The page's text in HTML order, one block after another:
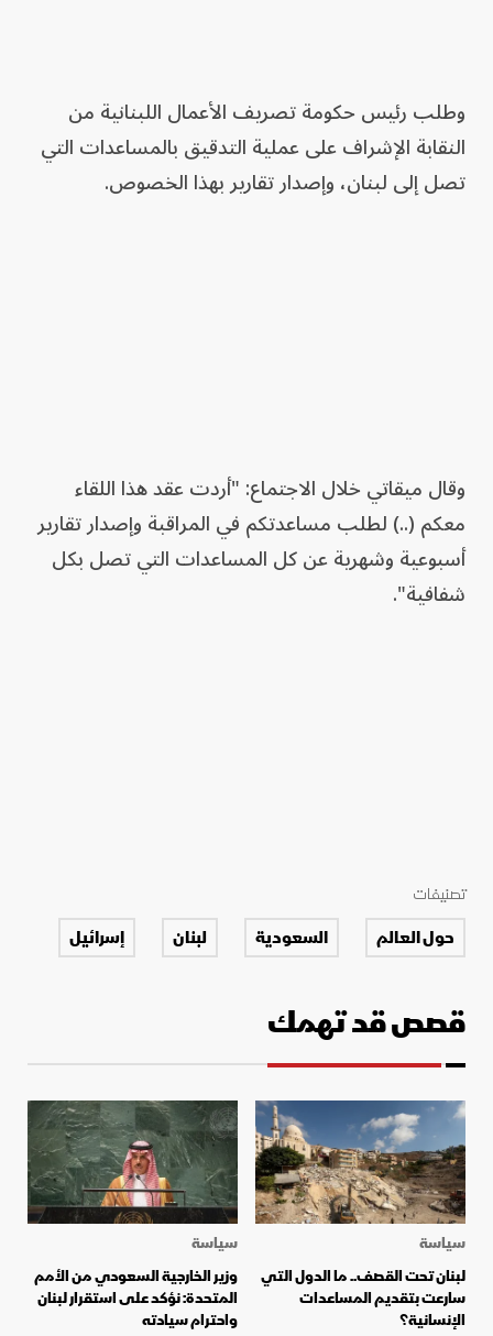
وطلب رئيس حكومة تصريف الأعمال اللبنانية من
النقابة الإشراف على عملية التدقيق بالمساعدات التي
تصل إلى لبنان، وإصدار تقارير بهذا الخصوص.
وقال ميقاتي خلال الاجتماع: "أردت عقد هذا اللقاء
معكم (..) لطلب مساعدتكم في المراقبة وإصدار تقارير
أسبوعية وشهرية عن كل المساعدات التي تصل بكل
شفافية".
تصنيفات
حول العالم السعودية لبنان إسرائيل
قصص قد تهمك
سياسة
لبنان تحت القصف.. ما الدول التي
سارعت بتقديم المساعدات
الإنسانية؟
سياسة
وزير الخارجية السعودي من الأمم
المتحدة: نؤكد على استقرار لبنان
واحترام سيادته